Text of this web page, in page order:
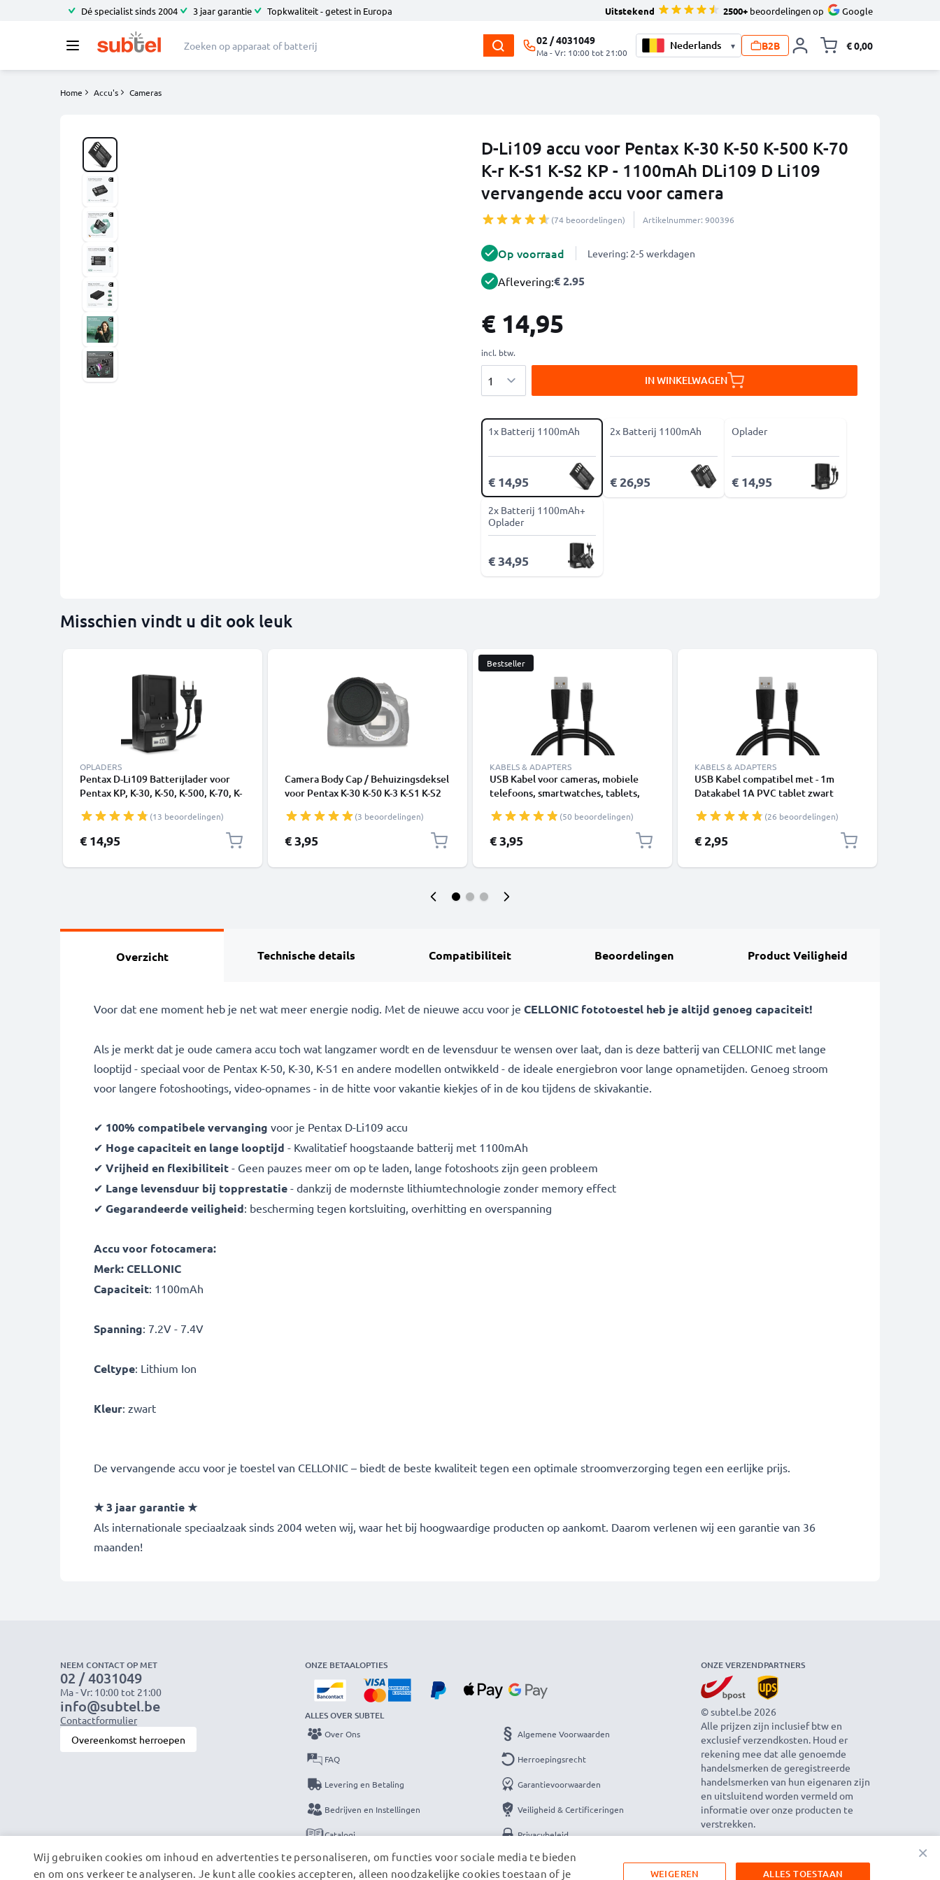
Dé specialist sinds 2004 3 jaar garantie Topkwaliteit - getest in Europa Uitstekend 2500+ beoordelingen op Google
02 / 4031049
Ma - Vr: 10:00 tot 21:00
▾ B2B € 0,00
Home Accu's Cameras
D-Li109 accu voor Pentax K-30 K-50 K-500 K-70
K-r K-S1 K-S2 KP - 1100mAh DLi109 D Li109
vervangende accu voor camera
(74 beoordelingen) Artikelnummer: 900396
Op voorraad Levering: 2-5 werkdagen
Aflevering:€ 2.95
€ 14,95
incl. btw.
IN WINKELWAGEN
1x Batterij 1100mAh
€ 14,95
2x Batterij 1100mAh
€ 26,95
Oplader
€ 14,95
2x Batterij 1100mAh+
Oplader
€ 34,95
Misschien vindt u dit ook leuk
OPLADERS
Pentax D-Li109 Batterijlader voor
Pentax KP, K-30, K-50, K-500, K-70, K-
CELLONIC
(13 beoordelingen)
€ 14,95
Camera Body Cap / Behuizingsdeksel
voor Pentax K-30 K-50 K-3 K-S1 K-S2
Cover, Beschermkap Pentax K (PK) /
Pentax SMC DA Mount
(3 beoordelingen)
€ 3,95
Bestseller
KABELS & ADAPTERS
USB Kabel voor cameras, mobiele
telefoons, smartwatches, tablets,
Oplaadkabel 1A Laad Snoer PVC
Datakabel zwart
(50 beoordelingen)
€ 3,95
KABELS & ADAPTERS
USB Kabel compatibel met - 1m
Datakabel 1A PVC tablet zwart
(26 beoordelingen)
€ 2,95
Overzicht Technische details Compatibiliteit Beoordelingen Product Veiligheid
Voor dat ene moment heb je net wat meer energie nodig. Met de nieuwe accu voor je CELLONIC fototoestel heb je altijd genoeg capaciteit!
Als je merkt dat je oude camera accu toch wat langzamer wordt en de levensduur te wensen over laat, dan is deze batterij van CELLONIC met lange
looptijd - speciaal voor de Pentax K-50, K-30, K-S1 en andere modellen ontwikkeld - de ideale energiebron voor lange opnametijden. Genoeg stroom
voor langere fotoshootings, video-opnames - in de hitte voor vakantie kiekjes of in de kou tijdens de skivakantie.
✔ 100% compatibele vervanging voor je Pentax D-Li109 accu
✔ Hoge capaciteit en lange looptijd - Kwalitatief hoogstaande batterij met 1100mAh
✔ Vrijheid en flexibiliteit - Geen pauzes meer om op te laden, lange fotoshoots zijn geen probleem
✔ Lange levensduur bij topprestatie - dankzij de modernste lithiumtechnologie zonder memory effect
✔ Gegarandeerde veiligheid: bescherming tegen kortsluiting, overhitting en overspanning
Accu voor fotocamera:
Merk: CELLONIC
Capaciteit: 1100mAh
Spanning: 7.2V - 7.4V
Celtype: Lithium Ion
Kleur: zwart
De vervangende accu voor je toestel van CELLONIC – biedt de beste kwaliteit tegen een optimale stroomverzorging tegen een eerlijke prijs.
★ 3 jaar garantie ★
Als internationale speciaalzaak sinds 2004 weten wij, waar het bij hoogwaardige producten op aankomt. Daarom verlenen wij een garantie van 36
maanden!
NEEM CONTACT OP MET
02 / 4031049
Ma - Vr: 10:00 tot 21:00
info@subtel.be
Contactformulier
Overeenkomst herroepen
ONZE BETAALOPTIES
ALLES OVER SUBTEL
Over Ons
FAQ
Levering en Betaling
Bedrijven en Instellingen
Catalogi
Contact
Algemene Voorwaarden
Herroepingsrecht
Garantievoorwaarden
Veiligheid & Certificeringen
Privacybeleid
Colofon
ONZE VERZENDPARTNERS
© subtel.be 2026
Alle prijzen zijn inclusief btw en
exclusief verzendkosten. Houd er
rekening mee dat alle genoemde
handelsmerken de geregistreerde
handelsmerken van hun eigenaren zijn
en uitsluitend worden vermeld om
informatie over onze producten te
verstrekken.
×
Wij gebruiken cookies om inhoud en advertenties te personaliseren, om functies voor sociale media te bieden
en om ons verkeer te analyseren. Je kunt alle cookies accepteren, alleen noodzakelijke cookies toestaan of je
ALLES TOESTAAN
WEIGEREN